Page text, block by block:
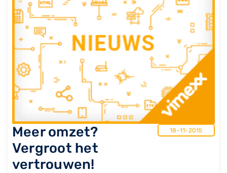
​Meer omzet?
Vergroot het
vertrouwen!
18-11-2015